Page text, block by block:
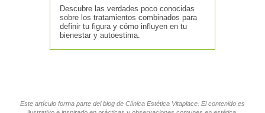
Descubre las verdades poco conocidas
sobre los tratamientos combinados para
definir tu figura y cómo influyen en tu
bienestar y autoestima.
Este artículo forma parte del blog de Clínica Estética Vitaplace. El contenido es